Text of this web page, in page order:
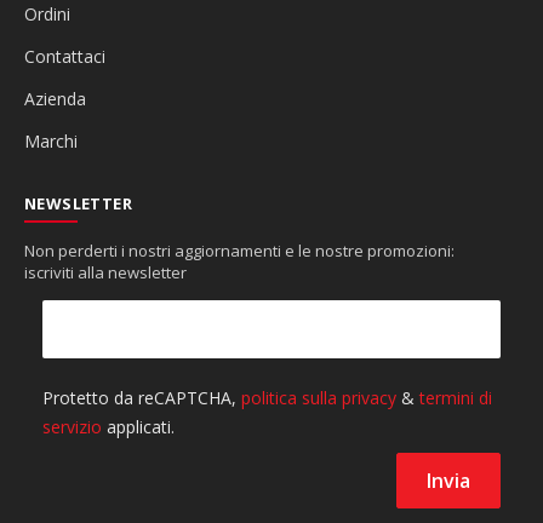
Ordini
Contattaci
Azienda
Marchi
NEWSLETTER
Non perderti i nostri aggiornamenti e le nostre promozioni:
iscriviti alla newsletter